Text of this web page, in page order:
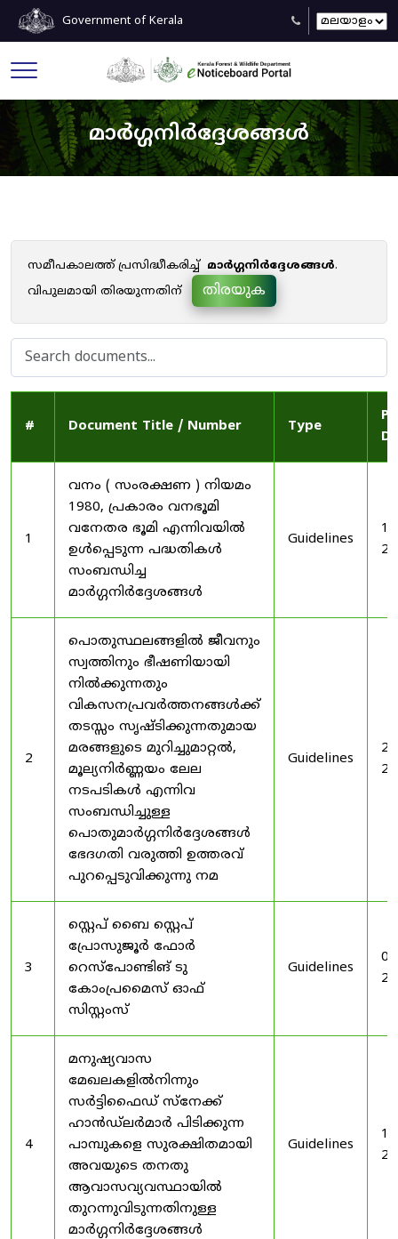
Government of Kerala
മാർഗ്ഗനിർദ്ദേശങ്ങൾ
സമീപകാലത്ത് പ്രസിദ്ധീകരിച്ച് മാർഗ്ഗനിർദ്ദേശങ്ങൾ.
വിപുലമായി തിരയുന്നതിന്
തിരയുക
# Document Title / Number Type
1
വനം ( സംരക്ഷണ ) നിയമം
1980, പ്രകാരം വനഭൂമി
വനേതര ഭൂമി എന്നിവയിൽ
ഉൾപ്പെടുന്ന പദ്ധതികൾ
സംബന്ധിച്ച
മാർഗ്ഗനിർദ്ദേശങ്ങൾ
Guidelines
2
പൊതുസ്ഥലങ്ങളിൽ ജീവനും
സ്വത്തിനും ഭീഷണിയായി
നിൽക്കുന്നതും
വികസനപ്രവർത്തനങ്ങൾക്ക്
തടസ്സം സൃഷ്ടിക്കുന്നതുമായ
മരങ്ങളുടെ മുറിച്ചുമാറ്റൽ,
മൂല്യനിർണ്ണയം ലേല
നടപടികൾ എന്നിവ
സംബന്ധിച്ചുള്ള
പൊതുമാർഗ്ഗനിർദ്ദേശങ്ങൾ
ഭേദഗതി വരുത്തി ഉത്തരവ്
പുറപ്പെടുവിക്കുന്നു നമ
Guidelines
3
സ്റ്റെപ് ബൈ സ്റ്റെപ്
പ്രോസുജൂർ ഫോർ
റെസ്‌പോണ്ടിങ് ടു
കോംപ്രമൈസ് ഓഫ്
സിസ്റ്റംസ്
Guidelines
4
മനുഷ്യവാസ
മേഖലകളിൽനിന്നും
സർട്ടിഫൈഡ് സ്നേക്ക്
ഹാൻഡ്‌ലർമാർ പിടിക്കുന്ന
പാമ്പുകളെ സുരക്ഷിതമായി
അവയുടെ തനതു
ആവാസവ്യവസ്ഥായിൽ
തുറന്നുവിടുന്നതിനുള്ള
മാർഗ്ഗനിർദ്ദേശങ്ങൾ
Guidelines